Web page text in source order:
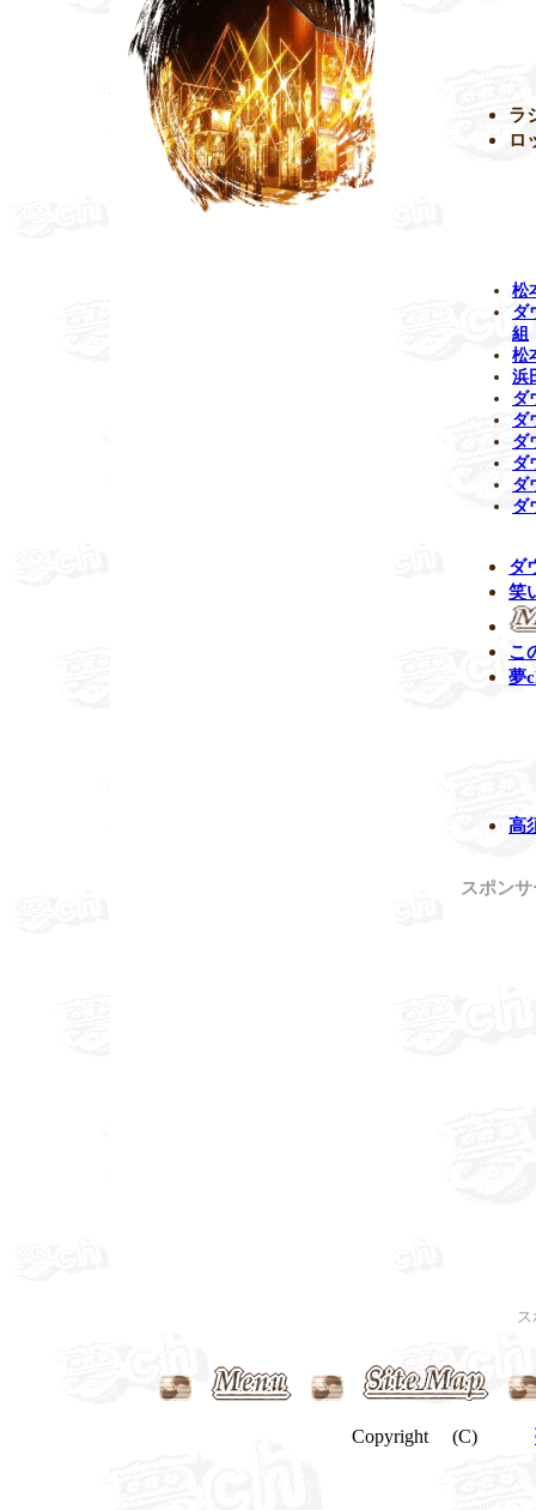
ラ
ロ
松
ダ
組
松
浜
ダ
ダ
ダ
ダ
ダ
ダ
ダ
笑
こ
夢
高
スポン
Copyright (C)